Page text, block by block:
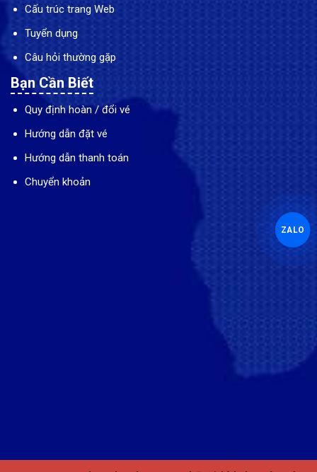
Cấu trúc trang Web
Tuyển dụng
Câu hỏi thường gặp
Bạn Cần Biết
Quy định hoàn / đổi vé
Hướng dẫn đặt vé
Hướng dẫn thanh toán
Chuyển khoản
ZALO